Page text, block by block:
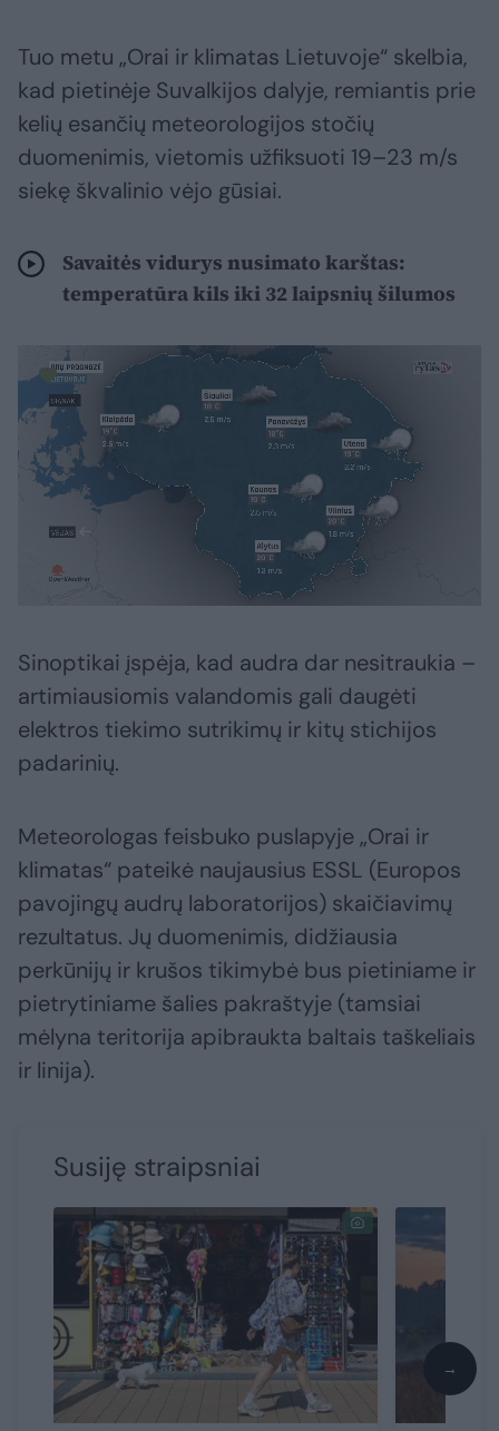
Tuo metu „Orai ir klimatas Lietuvoje“ skelbia,
kad pietinėje Suvalkijos dalyje, remiantis prie
kelių esančių meteorologijos stočių
duomenimis, vietomis užfiksuoti 19–23 m/s
siekę škvalinio vėjo gūsiai.
Savaitės vidurys nusimato karštas:
temperatūra kils iki 32 laipsnių šilumos
Sinoptikai įspėja, kad audra dar nesitraukia –
artimiausiomis valandomis gali daugėti
elektros tiekimo sutrikimų ir kitų stichijos
padarinių.
Meteorologas feisbuko puslapyje „Orai ir
klimatas“ pateikė naujausius ESSL (Europos
pavojingų audrų laboratorijos) skaičiavimų
rezultatus. Jų duomenimis, didžiausia
perkūnijų ir krušos tikimybė bus pietiniame ir
pietrytiniame šalies pakraštyje (tamsiai
mėlyna teritorija apibraukta baltais taškeliais
ir linija).
Susiję straipsniai
→